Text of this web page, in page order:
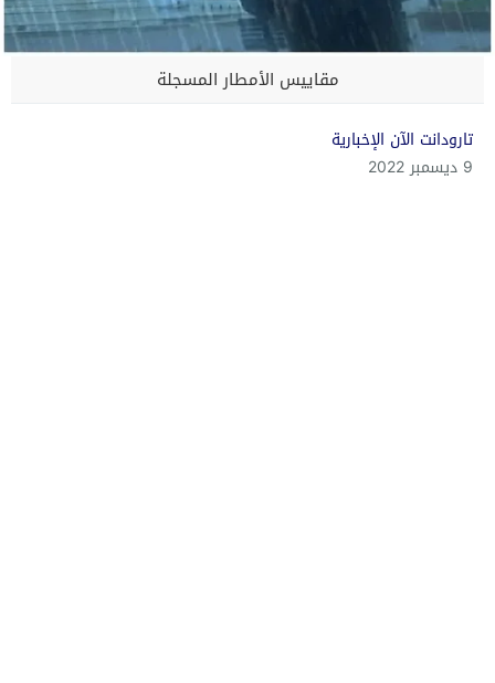
مقاييس الأمطار المسجلة
تارودانت الآن الإخبارية
9 ديسمبر 2022